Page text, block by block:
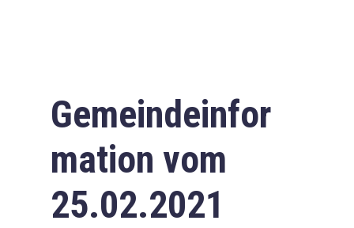
Downloads
Impressum
Datenschutzerklärung
Gemeindeinfor
mation vom
25.02.2021